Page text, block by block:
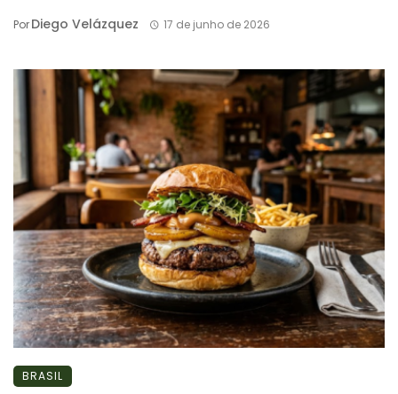
PorDiego Velázquez 17 de junho de 2026
BRASIL